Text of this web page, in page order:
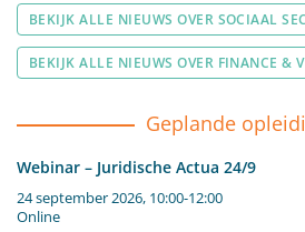
BEKIJK ALLE NIEUWS OVER SOCIAAL
BEKIJK ALLE NIEUWS OVER FINANCE &
Geplande
Webinar – Juridische Actua 24/9
24 september 2026, 10:00-12:00
Online